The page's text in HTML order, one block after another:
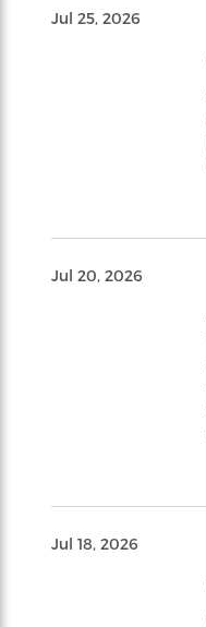
Jul 25, 2026
Jul 20, 2026
Jul 18, 2026